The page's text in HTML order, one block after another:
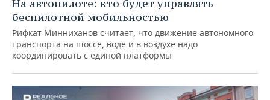
На автопилоте: кто будет управлять
беспилотной мобильностью
Рифкат Минниханов считает, что движение автономного
транспорта на шоссе, воде и в воздухе надо
координировать с единой платформы